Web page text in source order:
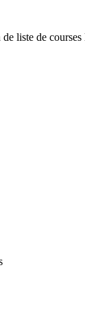
liste de